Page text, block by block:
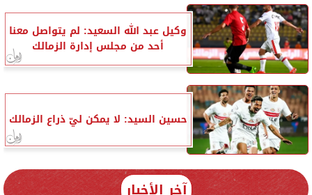
وكيل عبد الله السعيد: لم يتواصل معنا
أحد من مجلس إدارة الزمالك
حسين السيد: لا يمكن ليّ ذراع الزمالك
آخر الأخبار